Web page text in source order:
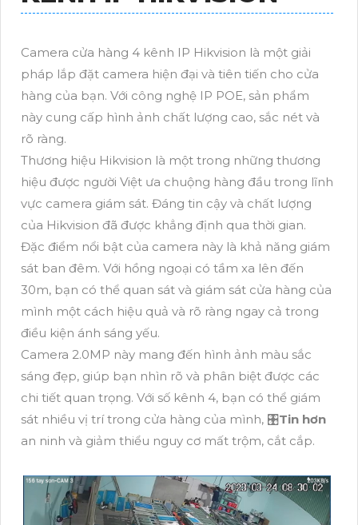
Camera cửa hàng 4 kênh IP Hikvision là một giải
pháp lắp đặt camera hiện đại và tiên tiến cho cửa
hàng của bạn. Với công nghệ IP POE, sản phẩm
này cung cấp hình ảnh chất lượng cao, sắc nét và
rõ ràng.
Thương hiệu Hikvision là một trong những thương
hiệu được người Việt ưa chuộng hàng đầu trong lĩnh
vực camera giám sát. Đáng tin cậy và chất lượng
của Hikvision đã được khẳng định qua thời gian.
Đặc điểm nổi bật của camera này là khả năng giám
sát ban đêm. Với hồng ngoại có tầm xa lên đến
30m, bạn có thể quan sát và giám sát cửa hàng của
mình một cách hiệu quả và rõ ràng ngay cả trong
điều kiện ánh sáng yếu.
Camera 2.0MP này mang đến hình ảnh màu sắc
sáng đẹp, giúp bạn nhìn rõ và phân biệt được các
chi tiết quan trọng. Với số kênh 4, bạn có thể giám
sát nhiều vị trí trong cửa hàng của mình, 🎛Tin hơn
an ninh và giảm thiểu nguy cơ mất trộm, cắt cắp.